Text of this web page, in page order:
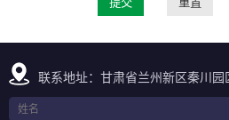
联系地址：甘肃省兰州新区秦川